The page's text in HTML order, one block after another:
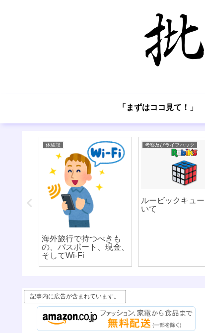
「まずはココ見て！」
せる意
体験談
海外旅行で持つべきも
の、パスポート、現金、
そしてWi-Fi
考察及びライフハック
ルービックキュ
いて
記事内に広告が含まれています。